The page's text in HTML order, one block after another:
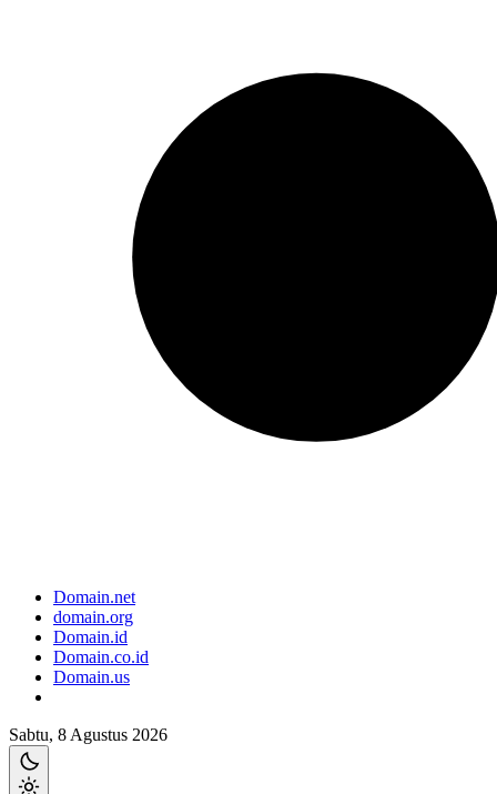
Domain.net
domain.org
Domain.id
Domain.co.id
Domain.us
Sabtu, 8 Agustus 2026